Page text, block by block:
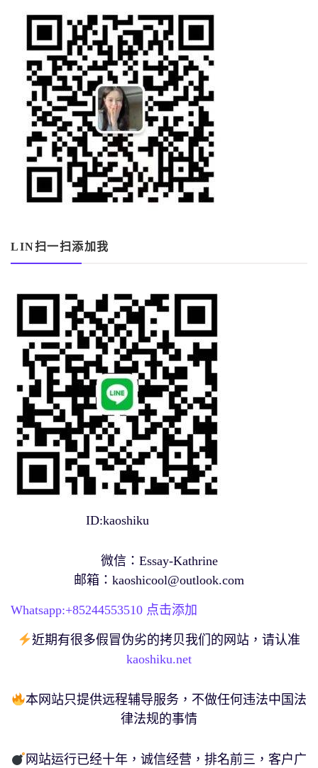
LIN扫一扫添加我
ID:kaoshiku
微信：Essay-Kathrine
邮箱： kaoshicool@outlook.com
Whatsapp:+85244553510 点击添加
近期有很多假冒伪劣的拷贝我们的网站，请认准
kaoshiku.net
本网站只提供远程辅导服务，不做任何违法中国法
律法规的事情
网站运行已经十年，诚信经营，排名前三，客户广